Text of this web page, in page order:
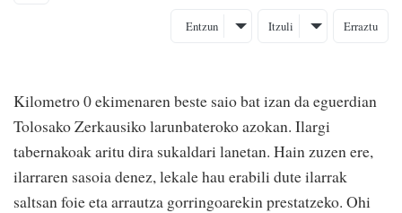
Entzun Itzuli Erraztu
Kilometro 0 ekimenaren beste saio bat izan da eguerdian
Tolosako Zerkausiko larunbateroko azokan. Ilargi
tabernakoak aritu dira sukaldari lanetan. Hain zuzen ere,
ilarraren sasoia denez, lekale hau erabili dute ilarrak
saltsan foie eta arrautza gorringoarekin prestatzeko. Ohi